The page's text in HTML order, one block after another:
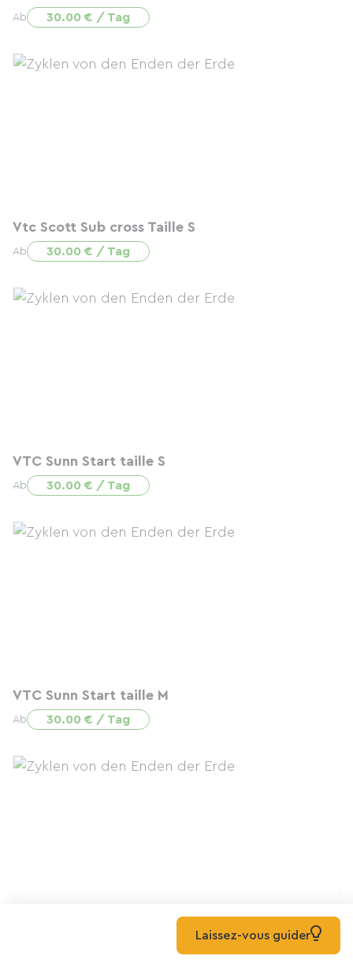
Ab 30.00 € / Tag
Vtc Scott Sub cross Taille S
Ab 30.00 € / Tag
VTC Sunn Start taille S
Ab 30.00 € / Tag
VTC Sunn Start taille M
Ab 30.00 € / Tag
Laissez-vous guider